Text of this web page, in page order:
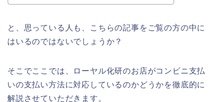
と、思っている人も、こちらの記事をご覧の方の中に
はいるのではないでしょうか？
そこでここでは、ローヤル化研のお店がコンビニ支払
いの支払い方法に対応しているのかどうかを徹底的に
解説させていただきます。